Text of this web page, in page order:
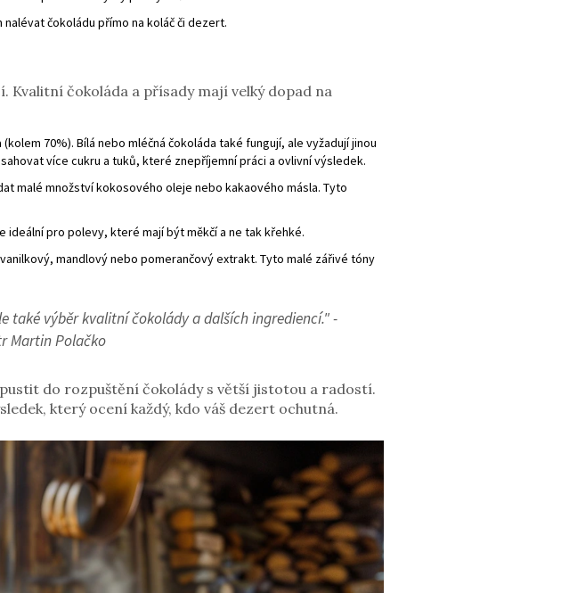
čokoládu přímo na koláč či dezert.
čokoláda a přísady mají velký dopad na
70%). Bílá nebo mléčná čokoláda také fungují, ale vyžadují jinou
více cukru a tuků, které znepříjemní práci a ovlivní výsledek.
malé množství kokosového oleje nebo kakaového másla. Tyto
ideální pro polevy, které mají být měkčí a ne tak křehké.
mandlový nebo pomerančový extrakt. Tyto malé zářivé tóny
také výběr kvalitní čokolády a dalších ingrediencí." -
Martin Polačko
do rozpuštění čokolády s větší jistotou a radostí.
který ocení každý, kdo váš dezert ochutná.